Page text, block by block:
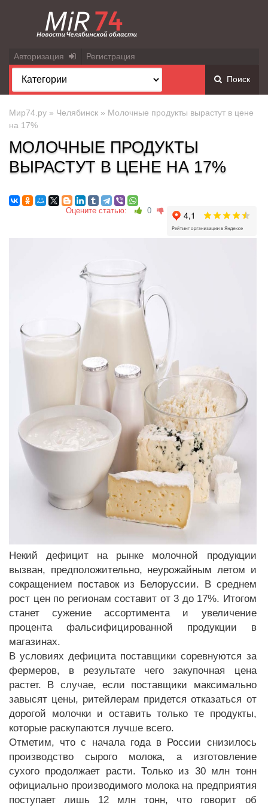
Авторизация Регистрация
Поиск
Мир74.ру » Челябинск » Молочные продукты вырастут в цене
на 17%
МОЛОЧНЫЕ ПРОДУКТЫ
ВЫРАСТУТ В ЦЕНЕ НА 17%
Оцените статью: 0
Некий дефицит на рынке молочной продукции
вызван, предположительно, неурожайным летом и
сокращением поставок из Белоруссии. В среднем
рост цен по регионам составит от 3 до 17%. Итогом
станет сужение ассортимента и увеличение
процента фальсифицированной продукции в
магазинах.
В условиях дефицита поставщики соревнуются за
фермеров, в результате чего закупочная цена
растет. В случае, если поставщики максимально
завысят цены, ритейлерам придется отказаться от
дорогой молочки и оставить только те продукты,
которые раскупаются лучше всего.
Отметим, что с начала года в России снизилось
производство сырого молока, а изготовление
сухого продолжает расти. Только из 30 млн тонн
официально производимого молока на предприятия
поступает лишь 12 млн тонн, что говорит об